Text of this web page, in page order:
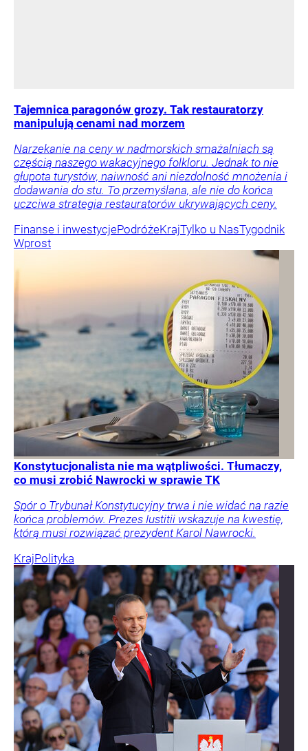
Tajemnica paragonów grozy. Tak restauratorzy
manipulują cenami nad morzem
Narzekanie na ceny w nadmorskich smażalniach są
częścią naszego wakacyjnego folkloru. Jednak to nie
głupota turystów, naiwność ani niezdolność mnożenia i
dodawania do stu. To przemyślana, ale nie do końca
uczciwa strategia restauratorów ukrywających ceny.
Finanse i inwestycjePodróżeKrajTylko u NasTygodnik
Wprost
Konstytucjonalista nie ma wątpliwości. Tłumaczy,
co musi zrobić Nawrocki w sprawie TK
Spór o Trybunał Konstytucyjny trwa i nie widać na razie
końca problemów. Prezes Iustitii wskazuje na kwestię,
którą musi rozwiązać prezydent Karol Nawrocki.
KrajPolityka